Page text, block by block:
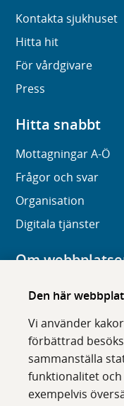
Den här
Vi använder
förbättrad
sammanställa
funktionalitet
exempelvis
Kontakta sjukhuset
Hitta hit
För vårdgivare
Press
Hitta snabbt
Mottagningar A-Ö
Frågor och svar
Organisation
Digitala tjänster
Om
Om karolinska.se
Tillgänglighet
Om cookies
Följ oss i sociala